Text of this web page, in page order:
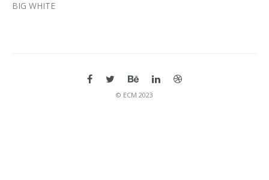
BIG WHITE
© ЕСМ 2023